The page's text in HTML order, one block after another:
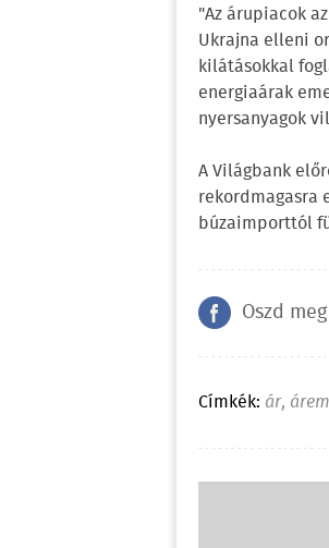
"Az árupiacok
Ukrajna elleni
kilátásokkal
energiaárak
nyersanyagok
A Világbank
rekordmagasra
búzaimporttól
Oszd
Címkék: ár,